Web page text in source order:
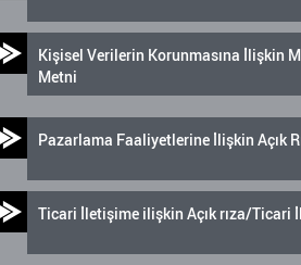
Kişisel Verilerin Korunmasına İlişkin
Metni
Pazarlama Faaliyetlerine İlişkin Açık
Ticari İletişime ilişkin Açık rıza/Ticari